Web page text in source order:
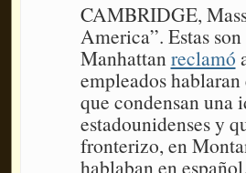
CAMBRIDGE,
America”. Estas
Manhattanreclamó
empleados
que condensan una
estadounidenses y
fronterizo, en
hablaban en español.